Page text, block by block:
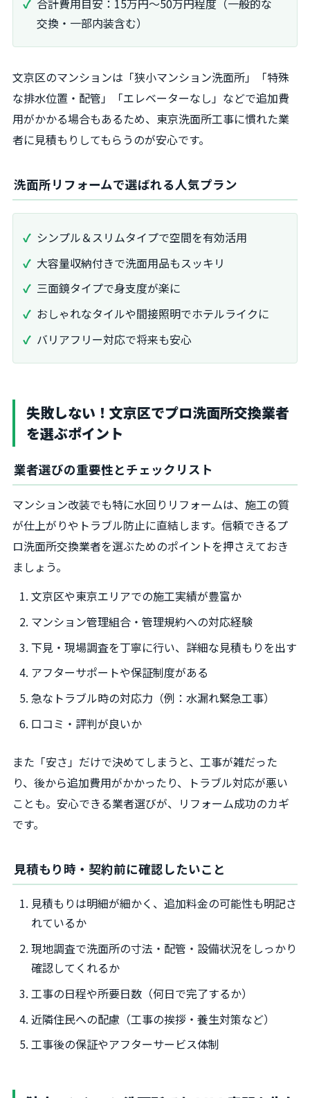
交換・一部内装含む）
文京区のマンションは「狭小マンション洗面所」「特殊
な排水位置・配管」「エレベーターなし」などで追加費
用がかかる場合もあるため、東京洗面所工事に慣れた業
者に見積もりしてもらうのが安心です。
洗面所リフォームで選ばれる人気プラン
シンプル＆スリムタイプで空間を有効活用
大容量収納付きで洗面用品もスッキリ
三面鏡タイプで身支度が楽に
おしゃれなタイルや間接照明でホテルライクに
バリアフリー対応で将来も安心
失敗しない！文京区でプロ洗面所交換業者
を選ぶポイント
業者選びの重要性とチェックリスト
マンション改装でも特に水回りリフォームは、施工の質
が仕上がりやトラブル防止に直結します。信頼できるプ
ロ洗面所交換業者を選ぶためのポイントを押さえておき
ましょう。
文京区や東京エリアでの施工実績が豊富か
マンション管理組合・管理規約への対応経験
下見・現場調査を丁寧に行い、詳細な見積もりを出す
アフターサポートや保証制度がある
急なトラブル時の対応力（例：水漏れ緊急工事）
口コミ・評判が良いか
また「安さ」だけで決めてしまうと、工事が雑だった
り、後から追加費用がかかったり、トラブル対応が悪い
ことも。安心できる業者選びが、リフォーム成功のカギ
です。
見積もり時・契約前に確認したいこと
見積もりは明細が細かく、追加料金の可能性も明記さ
れているか
現地調査で洗面所の寸法・配管・設備状況をしっかり
確認してくれるか
工事の日程や所要日数（何日で完了するか）
近隣住民への配慮（工事の挨拶・養生対策など）
工事後の保証やアフターサービス体制